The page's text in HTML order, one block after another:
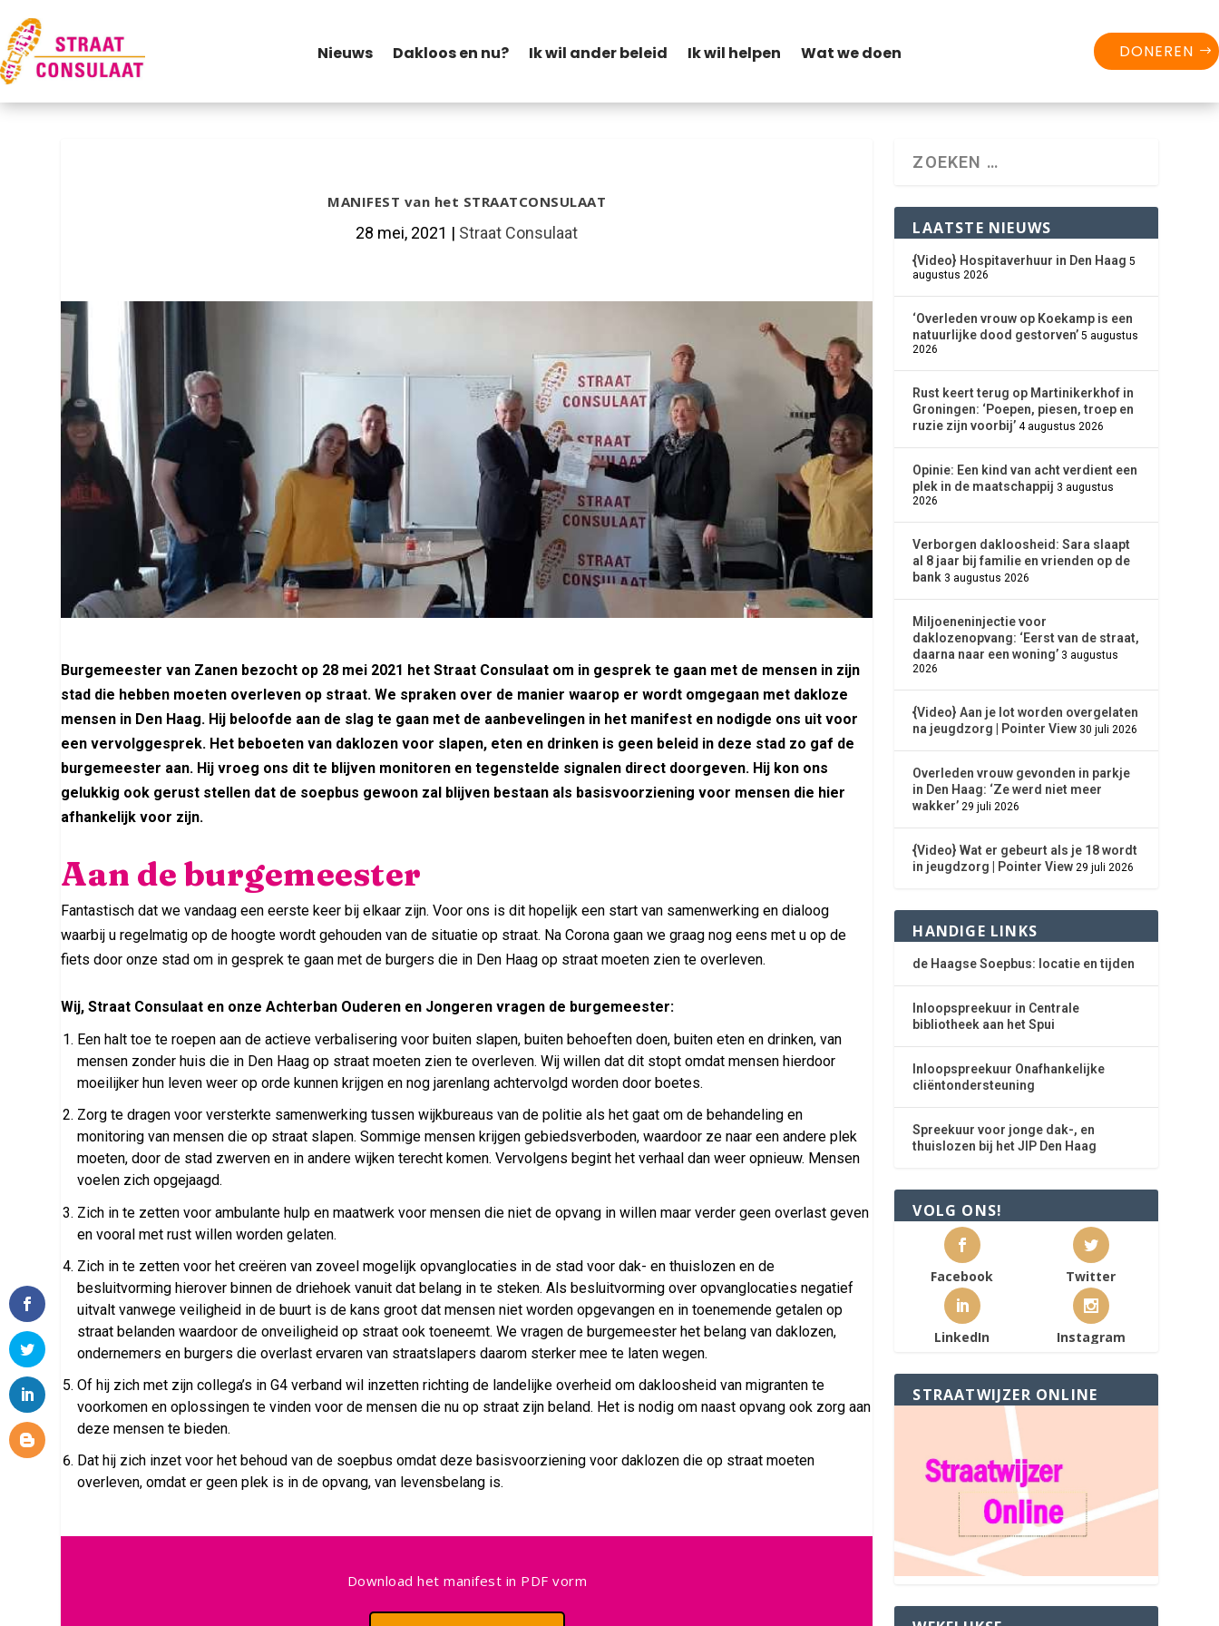
Nieuws Dakloos en nu? Ik wil ander beleid Ik wil helpen Wat we doen DONEREN
MANIFEST van het STRAATCONSULAAT
28 mei, 2021 | Straat Consulaat
Burgemeester van Zanen bezocht op 28 mei 2021 het Straat Consulaat om in gesprek te gaan met de mensen in zijn
stad die hebben moeten overleven op straat. We spraken over de manier waarop er wordt omgegaan met dakloze
mensen in Den Haag. Hij beloofde aan de slag te gaan met de aanbevelingen in het manifest en nodigde ons uit voor
een vervolggesprek. Het beboeten van daklozen voor slapen, eten en drinken is geen beleid in deze stad zo gaf de
burgemeester aan. Hij vroeg ons dit te blijven monitoren en tegenstelde signalen direct doorgeven. Hij kon ons
gelukkig ook gerust stellen dat de soepbus gewoon zal blijven bestaan als basisvoorziening voor mensen die hier
afhankelijk voor zijn.
Aan de burgemeester
Fantastisch dat we vandaag een eerste keer bij elkaar zijn. Voor ons is dit hopelijk een start van samenwerking en dialoog
waarbij u regelmatig op de hoogte wordt gehouden van de situatie op straat. Na Corona gaan we graag nog eens met u op de
fiets door onze stad om in gesprek te gaan met de burgers die in Den Haag op straat moeten zien te overleven.
Wij, Straat Consulaat en onze Achterban Ouderen en Jongeren vragen de burgemeester:
Een halt toe te roepen aan de actieve verbalisering voor buiten slapen, buiten behoeften doen, buiten eten en drinken, van
mensen zonder huis die in Den Haag op straat moeten zien te overleven. Wij willen dat dit stopt omdat mensen hierdoor
moeilijker hun leven weer op orde kunnen krijgen en nog jarenlang achtervolgd worden door boetes.
Zorg te dragen voor versterkte samenwerking tussen wijkbureaus van de politie als het gaat om de behandeling en
monitoring van mensen die op straat slapen. Sommige mensen krijgen gebiedsverboden, waardoor ze naar een andere plek
moeten, door de stad zwerven en in andere wijken terecht komen. Vervolgens begint het verhaal dan weer opnieuw. Mensen
voelen zich opgejaagd.
Zich in te zetten voor ambulante hulp en maatwerk voor mensen die niet de opvang in willen maar verder geen overlast geven
en vooral met rust willen worden gelaten.
Zich in te zetten voor het creëren van zoveel mogelijk opvanglocaties in de stad voor dak- en thuislozen en de
besluitvorming hierover binnen de driehoek vanuit dat belang in te steken. Als besluitvorming over opvanglocaties negatief
uitvalt vanwege veiligheid in de buurt is de kans groot dat mensen niet worden opgevangen en in toenemende getalen op
straat belanden waardoor de onveiligheid op straat ook toeneemt. We vragen de burgemeester het belang van daklozen,
ondernemers en burgers die overlast ervaren van straatslapers daarom sterker mee te laten wegen.
Of hij zich met zijn collega’s in G4 verband wil inzetten richting de landelijke overheid om dakloosheid van migranten te
voorkomen en oplossingen te vinden voor de mensen die nu op straat zijn beland. Het is nodig om naast opvang ook zorg aan
deze mensen te bieden.
Dat hij zich inzet voor het behoud van de soepbus omdat deze basisvoorziening voor daklozen die op straat moeten
overleven, omdat er geen plek is in de opvang, van levensbelang is.
Download het manifest in PDF vorm
LAATSTE NIEUWS
{Video} Hospitaverhuur in Den Haag 5
augustus 2026
‘Overleden vrouw op Koekamp is een
natuurlijke dood gestorven’ 5 augustus
2026
Rust keert terug op Martinikerkhof in
Groningen: ‘Poepen, piesen, troep en
ruzie zijn voorbij’ 4 augustus 2026
Opinie: Een kind van acht verdient een
plek in de maatschappij 3 augustus
2026
Verborgen dakloosheid: Sara slaapt
al 8 jaar bij familie en vrienden op de
bank 3 augustus 2026
Miljoeneninjectie voor
daklozenopvang: ‘Eerst van de straat,
daarna naar een woning’ 3 augustus
2026
{Video} Aan je lot worden overgelaten
na jeugdzorg | Pointer View 30 juli 2026
Overleden vrouw gevonden in parkje
in Den Haag: ‘Ze werd niet meer
wakker’ 29 juli 2026
{Video} Wat er gebeurt als je 18 wordt
in jeugdzorg | Pointer View 29 juli 2026
HANDIGE LINKS
de Haagse Soepbus: locatie en tijden
Inloopspreekuur in Centrale
bibliotheek aan het Spui
Inloopspreekuur Onafhankelijke
cliëntondersteuning
Spreekuur voor jonge dak-, en
thuislozen bij het JIP Den Haag
VOLG ONS!
Facebook Twitter
LinkedIn Instagram
STRAATWIJZER ONLINE